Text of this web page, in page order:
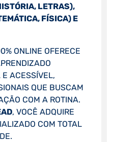
LETRAS),
FÍSICA) E
ONLINE OFERECE
ACESSÍVEL,
QUE BUSCAM
COM A ROTINA.
, VOCÊ ADQUIRE
COM TOTAL